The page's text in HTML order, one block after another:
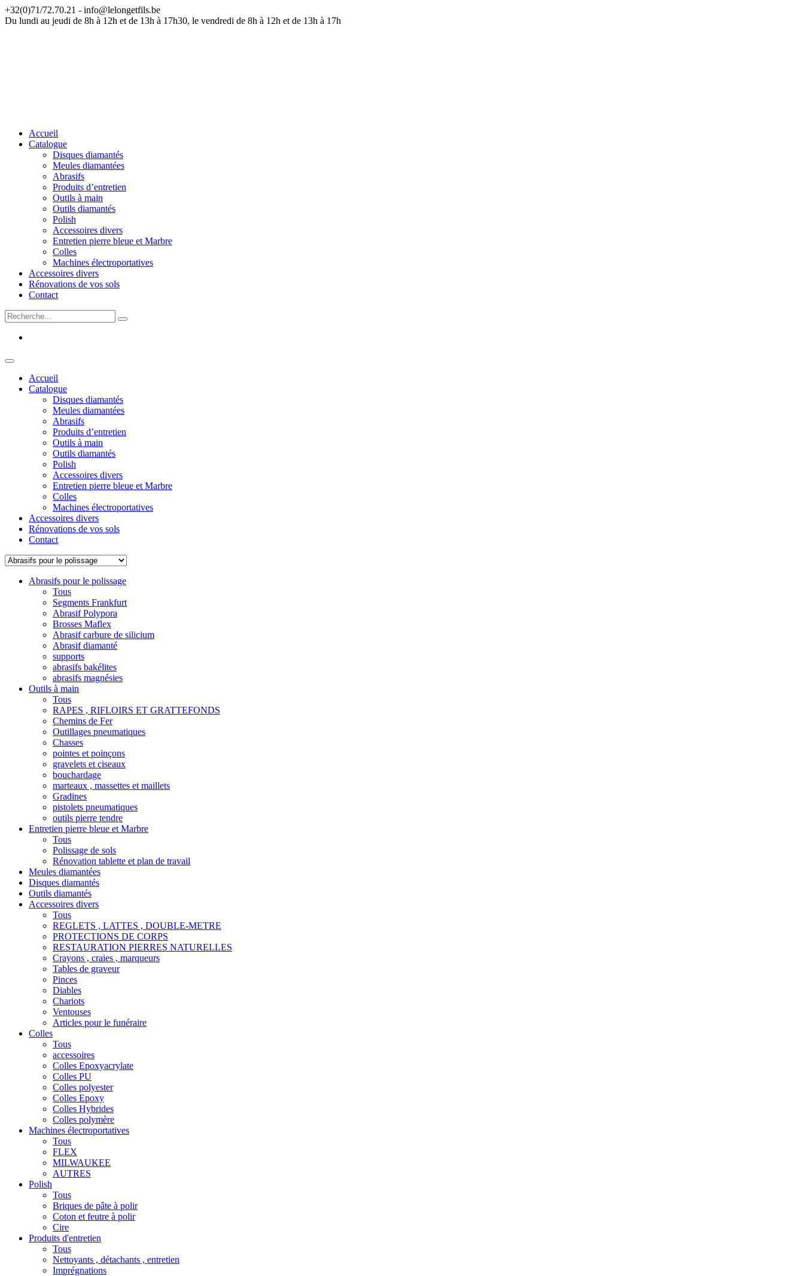
+32(0)71/72.70.21 - info@lelongetfils.be
Du lundi au jeudi de 8h à 12h et de 13h à 17h30, le vendredi de 8h à 12h et de 13h à 17h
Accueil
Catalogue
Disques diamantés
Meules diamantées
Abrasifs
Produits d’entretien
Outils à main
Outils diamantés
Polish
Accessoires divers
Entretien pierre bleue et Marbre
Colles
Machines électroportatives
Accessoires divers
Rénovations de vos sols
Contact
Accueil
Catalogue
Disques diamantés
Meules diamantées
Abrasifs
Produits d’entretien
Outils à main
Outils diamantés
Polish
Accessoires divers
Entretien pierre bleue et Marbre
Colles
Machines électroportatives
Accessoires divers
Rénovations de vos sols
Contact
Abrasifs pour le polissage
Tous
Segments Frankfurt
Abrasif Polypora
Brosses Maflex
Abrasif carbure de silicium
Abrasif diamanté
supports
abrasifs bakélites
abrasifs magnésies
Outils à main
Tous
RAPES , RIFLOIRS ET GRATTEFONDS
Chemins de Fer
Outillages pneumatiques
Chasses
pointes et poinçons
gravelets et ciseaux
bouchardage
marteaux , massettes et maillets
Gradines
pistolets pneumatiques
outils pierre tendre
Entretien pierre bleue et Marbre
Tous
Polissage de sols
Rénovation tablette et plan de travail
Meules diamantées
Disques diamantés
Outils diamantés
Accessoires divers
Tous
REGLETS , LATTES , DOUBLE-METRE
PROTECTIONS DE CORPS
RESTAURATION PIERRES NATURELLES
Crayons , craies , marqueurs
Tables de graveur
Pinces
Diables
Chariots
Ventouses
Articles pour le funéraire
Colles
Tous
accessoires
Colles Epoxyacrylate
Colles PU
Colles polyester
Colles Epoxy
Colles Hybrides
Colles polymère
Machines électroportatives
Tous
FLEX
MILWAUKEE
AUTRES
Polish
Tous
Briques de pâte à polir
Coton et feutre à polir
Cire
Produits d'entretien
Tous
Nettoyants , détachants , entretien
Imprégnations
ATTENTION — Nos bureaux sont fermés du 17 juillet au 9 août inclus. Merci